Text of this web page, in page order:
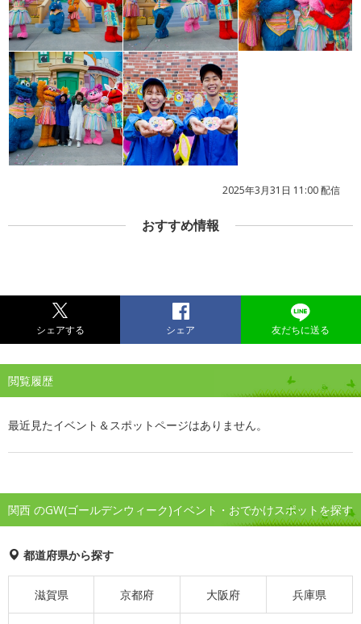
2025年3月31日 11:00 配信
おすすめ情報
シェアする シェア 友だちに送る
閲覧履歴
最近見たイベント＆スポットページはありません。
関西 のGW(ゴールデンウィーク)イベント・おでかけスポットを探す
都道府県から探す
滋賀県 京都府 大阪府 兵庫県